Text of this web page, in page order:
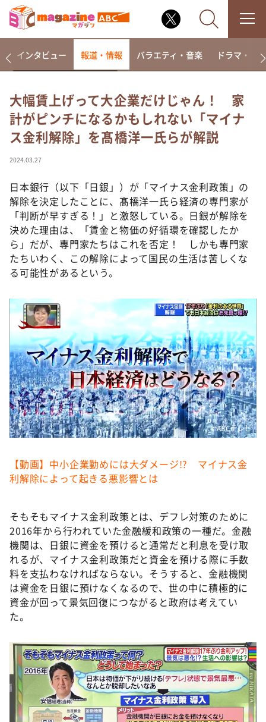
なるみ・岡村の過ぎるTV
相席食堂
これ余談なんですけど・・・
て真剣です
探偵！ナイトスクープ
news おかえり
河合＆A.B.C-Z塚田×福井アナ「なんでやねん！？」
（news おかえり）
DAIGOも台所 ～きょうの献立 何にする？～
朝だ！生です旅サラダ
教えて！ニュースライブ 正義のミカタ
ＬＩＦＥ～夢のカタチ～
新婚さんいらっしゃい！
ポツンと一軒家
ザキ山小屋本館
ぺこぱのまるスポ
インタビュー 報道・情報 バラエティ・音楽 ドラマ・映画
大幅賃上げって大企業だけじゃん！ 家
計がピンチになるかもしれない「マイナ
ス金利解除」を髙橋洋一氏らが解説
2024.03.27
日本銀行（以下「日銀」）が「マイナス金利政策」の
解除を決定したことに、髙橋洋一氏ら経済の専門家が
「判断が早すぎる！」と激怒している。日銀が解除を
決めた理由は、「賃金と物価の好循環を確認したか
ら」だが、専門家たちはこれを否定！ しかも専門家
たちいわく、この解除によって国民の生活は苦しくな
る可能性があるという。
©️ABCテレビ
【動画】中小企業勤めには大ダメージ!? マイナス金
利解除によって起きる悪影響とは
そもそもマイナス金利政策とは、デフレ対策のために
2016年から行われていた金融緩和政策の一種だ。金融
機関は、日銀に資金を預けると通常だと利息を受け取
れるが、マイナス金利政策だと資金を預ける際に手数
料を支払わなければならない。そうすると、金融機関
は資金を日銀に預けなくなるので、世の中に積極的に
資金が回って景気回復につながると政府は考えてい
た。